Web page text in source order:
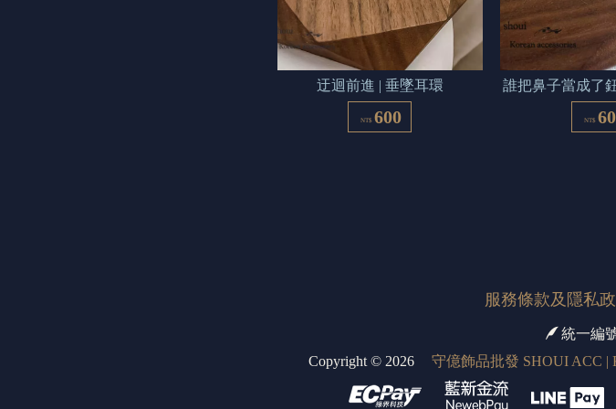
NT$ 600
迂迴前進 | 垂墜耳環
NT$
誰把鼻子當成了
服務條款及隱私
統一編
Copyright © 2026 守億飾品批發 SHOUI ACC |